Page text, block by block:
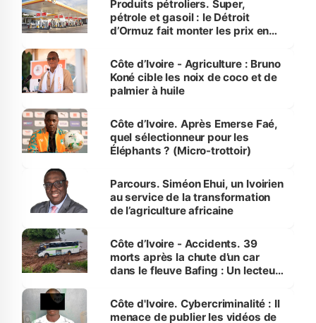
Produits pétroliers. Super,
pétrole et gasoil : le Détroit
d’Ormuz fait monter les prix en
Côte d’Ivoire - Agriculture : Bruno
Koné cible les noix de coco et de
palmier à huile
Côte d’Ivoire. Après Emerse Faé,
quel sélectionneur pour les
Éléphants ? (Micro-trottoir)
Parcours. Siméon Ehui, un Ivoirien
au service de la transformation
de l’agriculture africaine
Côte d’Ivoire - Accidents. 39
morts après la chute d’un car
dans le fleuve Bafing : Un lecteur
des Transports
Côte d'Ivoire. Cybercriminalité : Il
menace de publier les vidéos de